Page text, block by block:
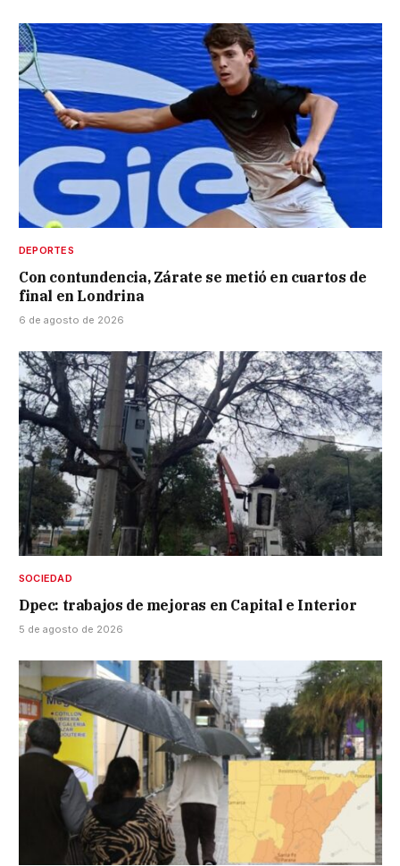
DEPORTES
Con contundencia, Zárate se metió en cuartos de
final en Londrina
6 de agosto de 2026
SOCIEDAD
Dpec: trabajos de mejoras en Capital e Interior
5 de agosto de 2026